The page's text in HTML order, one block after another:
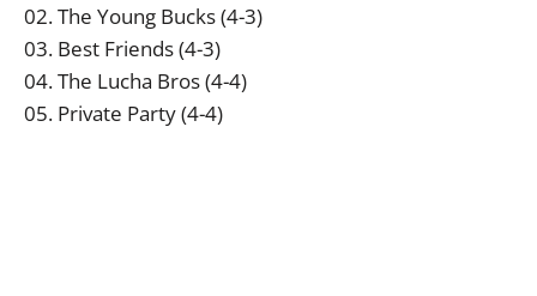
02. The Young Bucks (4-3)
03. Best Friends (4-3)
04. The Lucha Bros (4-4)
05. Private Party (4-4)